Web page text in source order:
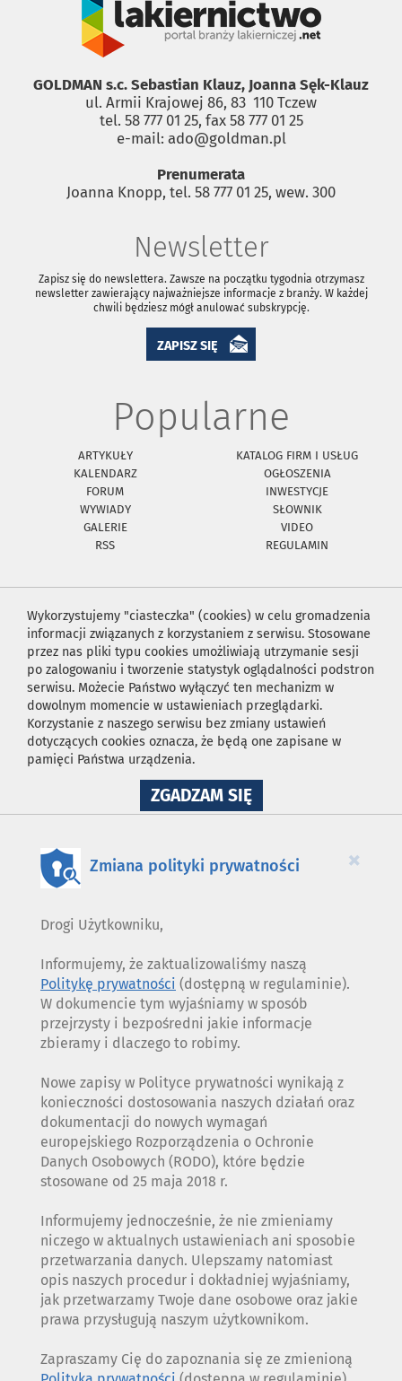
GOLDMAN s.c. Sebastian Klauz, Joanna Sęk-Klauz
ul. Armii Krajowej 86, 83 ­ 110 Tczew
tel. 58 777 01 25, fax 58 777 01 25
e-mail: ado@goldman.pl
Prenumerata
Joanna Knopp, tel. 58 777 01 25, wew. 300
Newsletter
Zapisz się do newslettera. Zawsze na początku tygodnia otrzymasz
newsletter zawierający najważniejsze informacje z branży. W każdej
chwili będziesz mógł anulować subskrypcję.
ZAPISZ SIĘ
Popularne
ARTYKUŁY
KATALOG FIRM I USŁUG
KALENDARZ
OGŁOSZENIA
FORUM
INWESTYCJE
WYWIADY
SŁOWNIK
GALERIE
VIDEO
RSS
REGULAMIN
Wykorzystujemy "ciasteczka" (cookies) w celu gromadzenia
informacji związanych z korzystaniem z serwisu. Stosowane
przez nas pliki typu cookies umożliwiają utrzymanie sesji
po zalogowaniu i tworzenie statystyk oglądalności podstron
serwisu. Możecie Państwo wyłączyć ten mechanizm w
dowolnym momencie w ustawieniach przeglądarki.
Korzystanie z naszego serwisu bez zmiany ustawień
dotyczących cookies oznacza, że będą one zapisane w
pamięci Państwa urządzenia.
ZGADZAM SIĘNA
WYKORZYSTANIE
×
Zmiana polityki prywatności
Drogi Użytkowniku,
Informujemy, że zaktualizowaliśmy naszą
Politykę prywatności (dostępną w regulaminie).
W dokumencie tym wyjaśniamy w sposób
przejrzysty i bezpośredni jakie informacje
zbieramy i dlaczego to robimy.
Nowe zapisy w Polityce prywatności wynikają z
konieczności dostosowania naszych działań oraz
dokumentacji do nowych wymagań
europejskiego Rozporządzenia o Ochronie
Danych Osobowych (RODO), które będzie
stosowane od 25 maja 2018 r.
Informujemy jednocześnie, że nie zmieniamy
niczego w aktualnych ustawieniach ani sposobie
przetwarzania danych. Ulepszamy natomiast
opis naszych procedur i dokładniej wyjaśniamy,
jak przetwarzamy Twoje dane osobowe oraz jakie
prawa przysługują naszym użytkownikom.
Zapraszamy Cię do zapoznania się ze zmienioną